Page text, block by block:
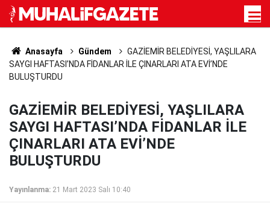
Anasayfa Gündem
GAZİEMİR BELEDİYESİ, YAŞLILARA
SAYGI HAFTASI’NDA FİDANLAR İLE ÇINARLARI ATA EVİ’NDE
BULUŞTURDU
GAZİEMİR BELEDİYESİ, YAŞLILARA
SAYGI HAFTASI’NDA FİDANLAR İLE
ÇINARLARI ATA EVİ’NDE
BULUŞTURDU
Yayınlanma: 21 Mart 2023 Salı 10:40